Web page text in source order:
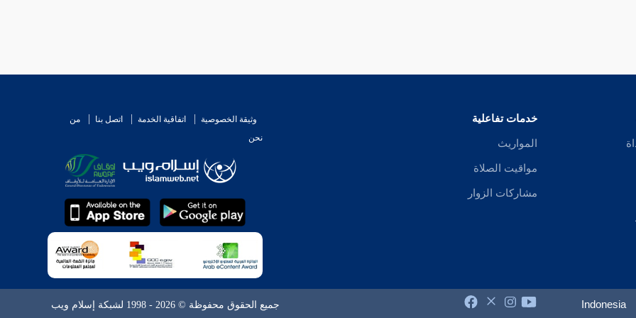
خدمات تفاعلية
المواريث
مواقيت الصلاة
مشاركات الزوار
وثيقة الخصوصية اتفاقية الخدمة اتصل بنا
من
نحن
Indonesia جميع الحقوق محفوظة © 2026 - 1998 لشبكة إسلام ويب